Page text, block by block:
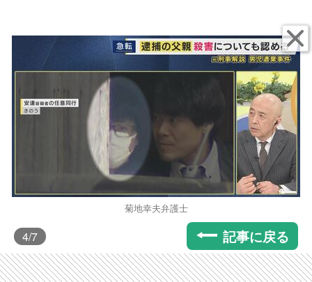
菊地幸夫弁護士
4/7 記事に戻る